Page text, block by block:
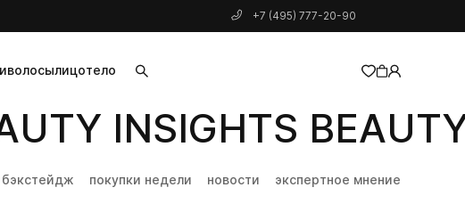
+7 (495) 777-20-90
волосылицотело
добавлен в корзину
INSIGHTS
бэкстейдж покупки недели новости экспертное мнение